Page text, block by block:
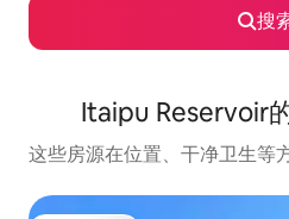
搜
Itaipu Reservoir
这些房源在位置、干净卫生等